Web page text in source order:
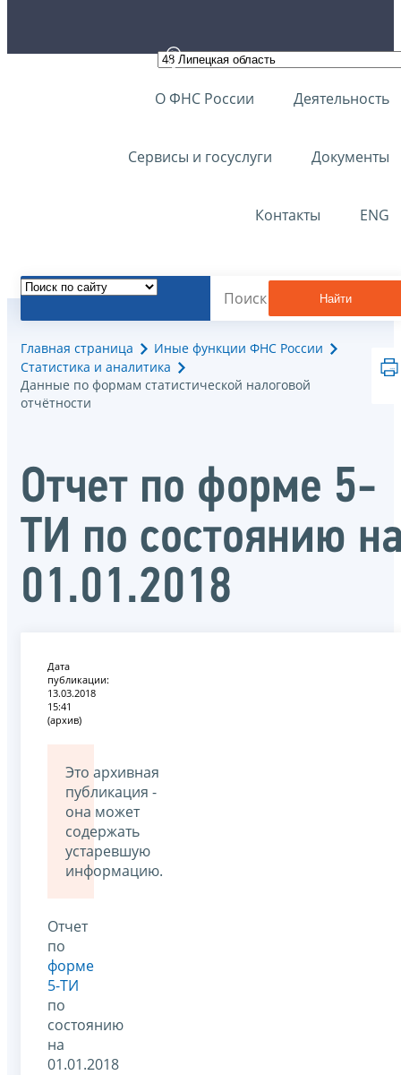
О ФНС России Деятельность
Сервисы и госуслуги Документы
Контакты ENG
Найти
Главная страница
Иные функции ФНС России
Статистика и аналитика
Данные по формам статистической налоговой
отчётности
Отчет по форме 5-
ТИ по состоянию
01.01.2018
Дата
публикации:
13.03.2018
15:41
(архив)
Это архивная
публикация -
она может
содержать
устаревшую
информацию.
Отчет
по
форме
5-ТИ
по
состоянию
на
01.01.2018